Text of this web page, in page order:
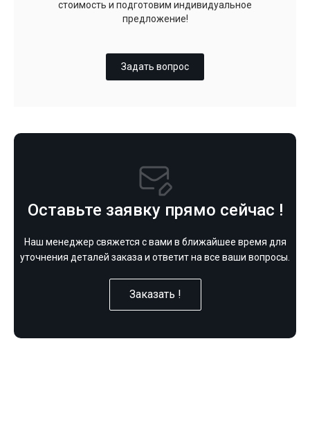
стоимость и подготовим индивидуальное
предложение!
Задать вопрос
Оставьте заявку прямо сейчас !
Наш менеджер свяжется с вами в ближайшее время для
уточнения деталей заказа и ответит на все ваши вопросы.
Заказать !